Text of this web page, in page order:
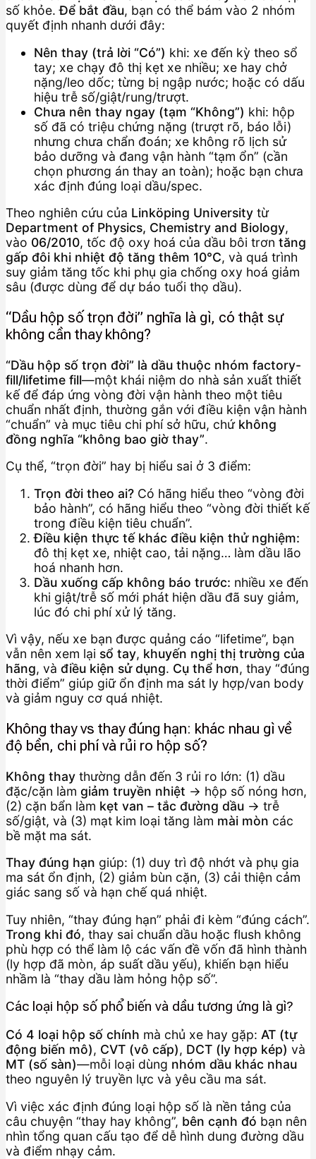
số khỏe.Để bắt đầu, bạn có thể bám vào 2 nhóm
quyết định nhanh dưới đây:
Nên thay (trả lời “Có”) khi: xe đến kỳ theo sổ
tay; xe chạy đô thị kẹt xe nhiều; xe hay chở
nặng/leo dốc; từng bị ngập nước; hoặc có dấu
hiệu trễ số/giật/rung/trượt.
Chưa nên thay ngay (tạm “Không”) khi: hộp
số đã có triệu chứng nặng (trượt rõ, báo lỗi)
nhưng chưa chẩn đoán; xe không rõ lịch sử
bảo dưỡng và đang vận hành “tạm ổn” (cần
chọn phương án thay an toàn); hoặc bạn chưa
xác định đúng loại dầu/spec.
Theo nghiên cứu của Linköping University từ
Department of Physics, Chemistry and Biology,
vào 06/2010, tốc độ oxy hoá của dầu bôi trơn tăng
gấp đôi khi nhiệt độ tăng thêm 10°C, và quá trình
suy giảm tăng tốc khi phụ gia chống oxy hoá giảm
sâu (được dùng để dự báo tuổi thọ dầu).
“Dầu hộp số trọn đời” nghĩa là gì, có thật sự
không cần thay không?
“Dầu hộp số trọn đời” là dầu thuộc nhóm factory-
fill/lifetime fill—một khái niệm do nhà sản xuất thiết
kế để đáp ứng vòng đời vận hành theo một tiêu
chuẩn nhất định, thường gắn với điều kiện vận hành
“chuẩn” và mục tiêu chi phí sở hữu, chứ không
đồng nghĩa “không bao giờ thay”.
Cụ thể, “trọn đời” hay bị hiểu sai ở 3 điểm:
Trọn đời theo ai? Có hãng hiểu theo “vòng đời
bảo hành”, có hãng hiểu theo “vòng đời thiết kế
trong điều kiện tiêu chuẩn”.
Điều kiện thực tế khác điều kiện thử nghiệm:
đô thị kẹt xe, nhiệt cao, tải nặng… làm dầu lão
hoá nhanh hơn.
Dầu xuống cấp không báo trước: nhiều xe đến
khi giật/trễ số mới phát hiện dầu đã suy giảm,
lúc đó chi phí xử lý tăng.
Vì vậy, nếu xe bạn được quảng cáo “lifetime”, bạn
vẫn nên xem lại sổ tay, khuyến nghị thị trường của
hãng, và điều kiện sử dụng. Cụ thể hơn, thay “đúng
thời điểm” giúp giữ ổn định ma sát ly hợp/van body
và giảm nguy cơ quá nhiệt.
Không thay vs thay đúng hạn: khác nhau gì về
độ bền, chi phí và rủi ro hộp số?
Không thay thường dẫn đến 3 rủi ro lớn: (1) dầu
đặc/cặn làm giảm truyền nhiệt → hộp số nóng hơn,
(2) cặn bẩn làm kẹt van – tắc đường dầu → trễ
số/giật, và (3) mạt kim loại tăng làm mài mòn các
bề mặt ma sát.
Thay đúng hạn giúp: (1) duy trì độ nhớt và phụ gia
ma sát ổn định, (2) giảm bùn cặn, (3) cải thiện cảm
giác sang số và hạn chế quá nhiệt.
Tuy nhiên, “thay đúng hạn” phải đi kèm “đúng cách”.
Trong khi đó, thay sai chuẩn dầu hoặc flush không
phù hợp có thể làm lộ các vấn đề vốn đã hình thành
(ly hợp đã mòn, áp suất dầu yếu), khiến bạn hiểu
nhầm là “thay dầu làm hỏng hộp số”.
Các loại hộp số phổ biến và dầu tương ứng là gì?
Có 4 loại hộp số chính mà chủ xe hay gặp: AT (tự
động biến mô), CVT (vô cấp), DCT (ly hợp kép) và
MT (số sàn)—mỗi loại dùng nhóm dầu khác nhau
theo nguyên lý truyền lực và yêu cầu ma sát.
Vì việc xác định đúng loại hộp số là nền tảng của
câu chuyện “thay hay không”, bên cạnh đó bạn nên
nhìn tổng quan cấu tạo để dễ hình dung đường dầu
và điểm nhạy cảm.